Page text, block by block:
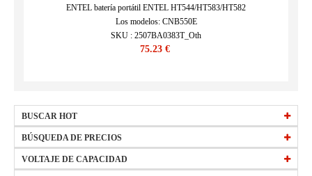
ENTEL batería portátil ENTEL HT544/HT583/HT582
Los modelos: CNB550E
SKU : 2507BA0383T_Oth
75.23 €
BUSCAR HOT
HW-34154184
EB-BT561ABE
BÚSQUEDA DE PRECIOS
precio15 €- 29,99 €(Más)
VOLTAJE DE CAPACIDAD